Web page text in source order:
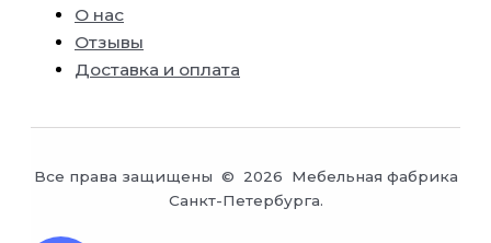
О нас
Отзывы
Доставка и оплата
Все права защищены © 2026 Мебельная фабрика
Санкт-Петербурга.